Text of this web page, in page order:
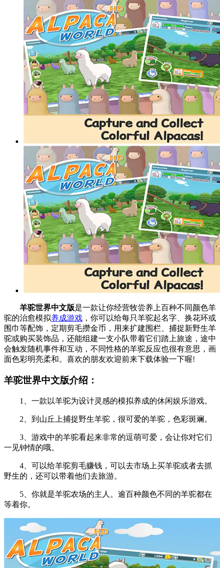
羊驼世界中文版是一款让你经营牧尝养上百种不同颜色羊
驼的治愈模拟养成游戏 ，你可以给每只羊驼起名字、换花环或
围巾等配饰，定期剪毛攒金币，用来扩建围栏、捕捉新野生羊
驼或购买装饰品，还能组建一支小队带着它们踏上旅途，途中
会触发随机事件和互动，不同性格的羊驼反应也很有意思，画
面色彩明亮柔和。喜欢的朋友欢迎前来下载体验一下喔!
羊驼世界中文版介绍：
1、一款以羊驼为设计灵感的模拟养成的休闲娱乐游戏。
2、到山丘上捕捉野生羊驼，很可爱的羊驼，色彩斑斓。
3、游戏中的羊驼看起来非常的逗萌可爱，会让你对它们
一见钟情的哦。
4、可以给羊驼剪毛赚钱，可以去市场上买羊驼或者去抓
野生的，还可以带着他们去旅游。
5、你就是羊驼农场的主人。逾百种颜色不同的羊驼都在
等着你。